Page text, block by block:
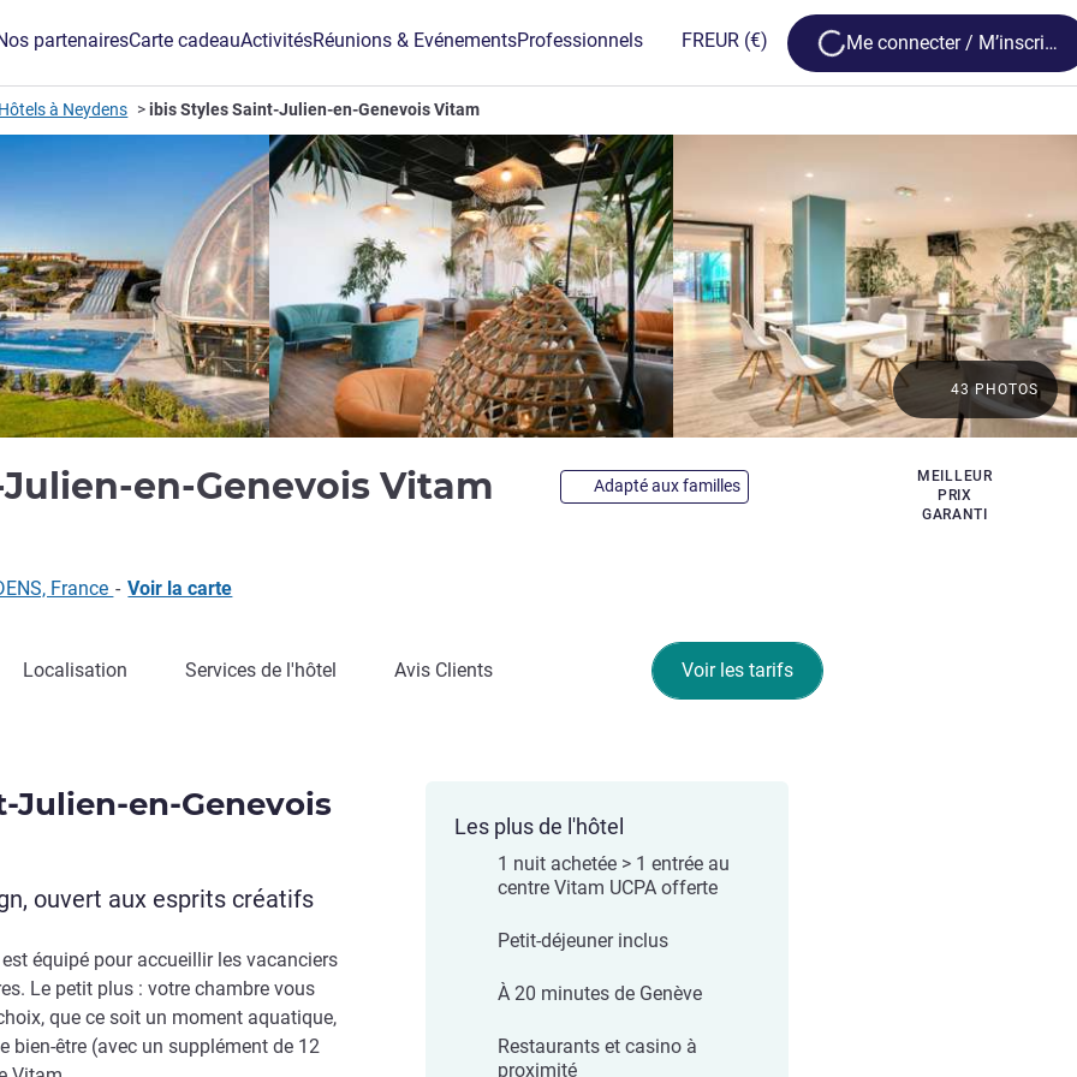
partenairesCarte cadeauActivitésRéunions & EvénementsProfessionnels FREUR (€) Loading...
Me connecter / M’inscrire
Hôtels à Neydens ibis Styles Saint-Julien-en-Genevois Vitam
en-Genevois Vitam 3 étoilesAdapté aux familles
MEILLEUR
PRIX
GARANTI
43 PHOTOS
France - Voir la carte
Voir les tarifs
Localisation Services de l'hôtel Avis Clients
Julien-en-Genevois
ouvert aux esprits créatifs
équipé pour accueillir les vacanciers
Le petit plus : votre chambre vous
que ce soit un moment aquatique,
bien-être (avec un supplément de 12
Les plus de l'hôtel
1 nuit achetée > 1 entrée au
centre Vitam UCPA offerte
Petit-déjeuner inclus
À 20 minutes de Genève
Restaurants et casino à
proximité